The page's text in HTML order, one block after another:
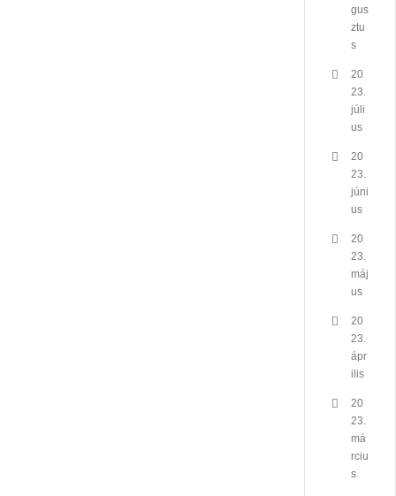
gus
ztu
s
20
23.
júli
us
20
23.
júni
us
20
23.
máj
us
20
23.
ápr
ilis
20
23.
má
rciu
s